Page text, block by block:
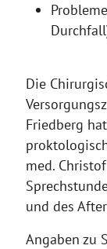
Die
Friedberg
med.
und des
Angaben zu